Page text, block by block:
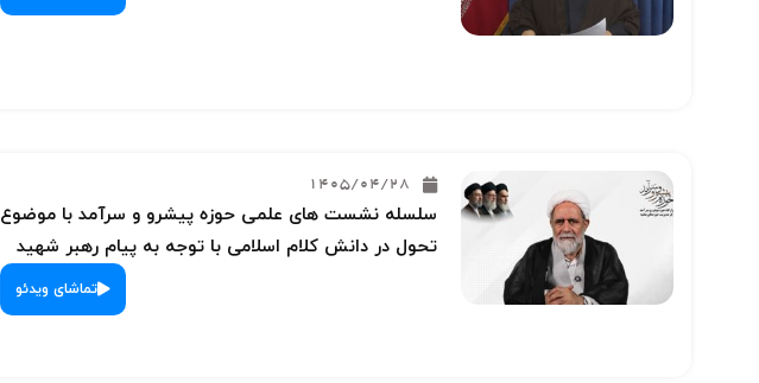
1405/04/28
سلسله نشست های علمی حوزه پیشرو و سرآمد با موضوع
تحول در دانش کلام اسلامی با توجه به پیام رهبر شهید
تماشای ویدئو